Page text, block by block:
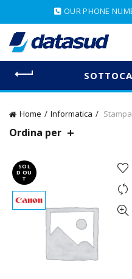
OUR PHONE
Home Informatica
Ordina per
SOL
D OU
T